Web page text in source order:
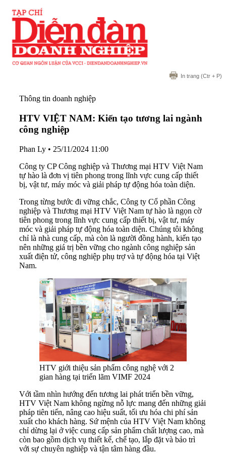
In trang (Ctr + P)
Thông tin doanh nghiệp
HTV VIỆT NAM: Kiến tạo tương lai ngành
công nghiệp
Phan Ly • 25/11/2024 11:00
Công ty CP Công nghiệp và Thương mại HTV Việt Nam
tự hào là đơn vị tiên phong trong lĩnh vực cung cấp thiết
bị, vật tư, máy móc và giải pháp tự động hóa toàn diện.
Trong từng bước đi vững chắc, Công ty Cổ phần Công
nghiệp và Thương mại HTV Việt Nam tự hào là ngọn cờ
tiên phong trong lĩnh vực cung cấp thiết bị, vật tư, máy
móc và giải pháp tự động hóa toàn diện. Chúng tôi không
chỉ là nhà cung cấp, mà còn là người đồng hành, kiến tạo
nên những giá trị bền vững cho ngành công nghiệp sản
xuất điện tử, công nghiệp phụ trợ và tự động hóa tại Việt
Nam.
HTV giới thiệu sản phẩm công nghệ với 2
gian hàng tại triển lãm VIMF 2024
Với tầm nhìn hướng đến tương lai phát triển bền vững,
HTV Việt Nam không ngừng nỗ lực mang đến những giải
pháp tiên tiến, nâng cao hiệu suất, tối ưu hóa chi phí sản
xuất cho khách hàng. Sứ mệnh của HTV Việt Nam không
chỉ dừng lại ở việc cung cấp sản phẩm chất lượng cao, mà
còn bao gồm dịch vụ thiết kế, chế tạo, lắp đặt và bảo trì
với sự chuyên nghiệp và tận tâm hàng đầu.